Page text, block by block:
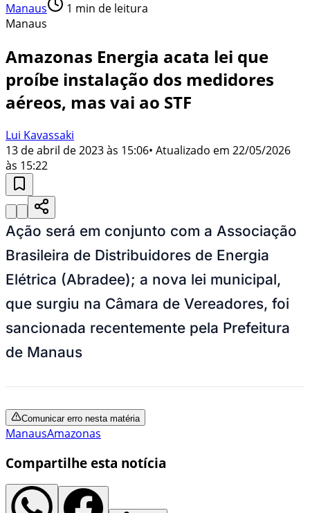
Manaus 1 min de leitura
Manaus
Amazonas Energia acata lei que
proíbe instalação dos medidores
aéreos, mas vai ao STF
Lui Kavassaki
13 de abril de 2023 às 15:06• Atualizado em 22/05/2026
às 15:22
Ação será em conjunto com a Associação
Brasileira de Distribuidores de Energia
Elétrica (Abradee); a nova lei municipal,
que surgiu na Câmara de Vereadores, foi
sancionada recentemente pela Prefeitura
de Manaus
Comunicar erro nesta matéria
ManausAmazonas
Compartilhe esta notícia